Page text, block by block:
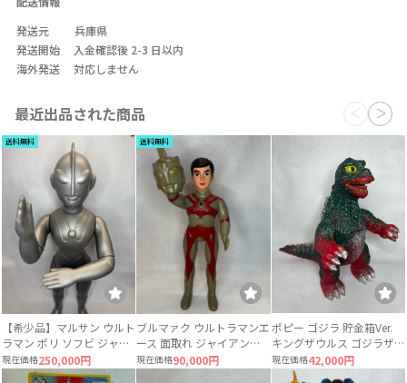
発送元
兵庫県
発送開始
入金確認後 2-3 日以内
海外発送
対応しません
最近出品された商品
送料無料
【希少品】マルサン ウルト
ラマン ポリ ソフビ ジャイ
アントサイズ 当時物 約
49〜50cm
現在価格250,000円
送料無料
ブルマァク ウルトラマンエ
ース 面取れ ジャイアント
サイズ ソフビ
現在価格90,000円
ポピー ゴジラ 貯金箱Ver.
キングザウルス ゴジラザウ
ルス 当時物
現在価格42,000円